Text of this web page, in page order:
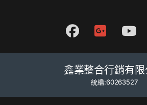
鑫業整合行銷有限
統編:60263527